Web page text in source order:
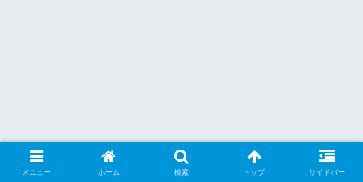
メニュー ホーム 検索 トップ サイドバー